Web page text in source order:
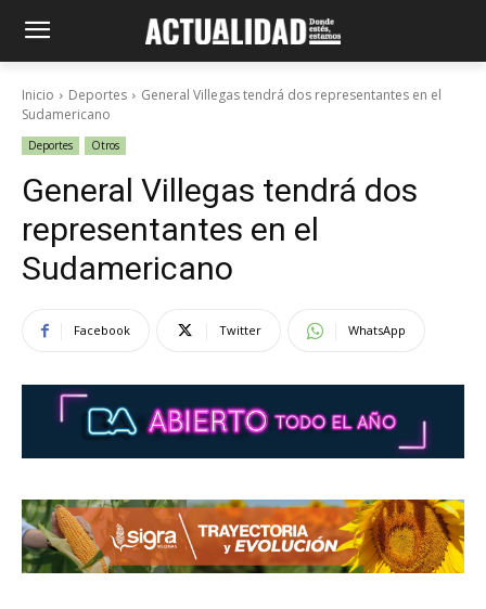
Inicio Deportes
General Villegas tendrá dos representantes en el
Sudamericano
Deportes Otros
General Villegas tendrá dos
representantes en el
Sudamericano
Facebook Twitter WhatsApp